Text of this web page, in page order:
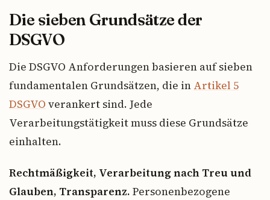
Die sieben Grundsätze der
DSGVO
Die DSGVO Anforderungen basieren auf sieben
fundamentalen Grundsätzen, die in Artikel 5
DSGVO verankert sind. Jede
Verarbeitungstätigkeit muss diese Grundsätze
einhalten.
Rechtmäßigkeit, Verarbeitung nach Treu und
Glauben, Transparenz. Personenbezogene